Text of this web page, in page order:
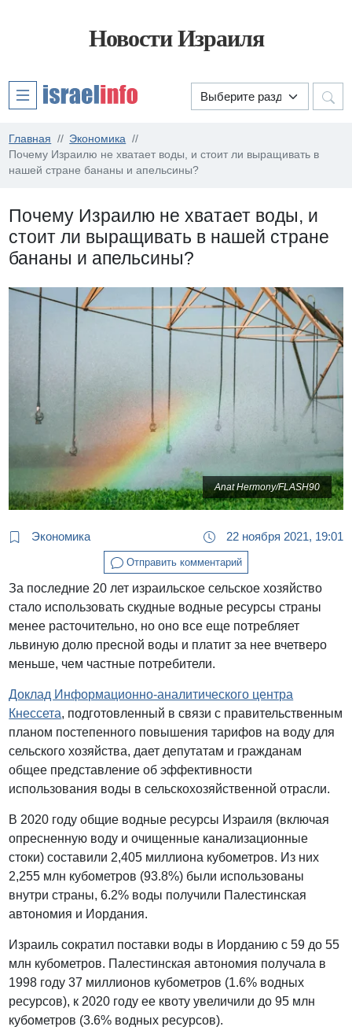
Новости Израиля
Главная
Экономика
Почему Израилю не хватает воды, и стоит ли выращивать в
нашей стране бананы и апельсины?
Почему Израилю не хватает воды, и
стоит ли выращивать в нашей стране
бананы и апельсины?
Anat Hermony/FLASH90
Экономика 22 ноября 2021, 19:01
Отправить комментарий
За последние 20 лет израильское сельское хозяйство
стало использовать скудные водные ресурсы страны
менее расточительно, но оно все еще потребляет
львиную долю пресной воды и платит за нее вчетверо
меньше, чем частные потребители.
Доклад Информационно-аналитического центра
Кнессета, подготовленный в связи с правительственным
планом постепенного повышения тарифов на воду для
сельского хозяйства, дает депутатам и гражданам
общее представление об эффективности
использования воды в сельскохозяйственной отрасли.
В 2020 году общие водные ресурсы Израиля (включая
опресненную воду и очищенные канализационные
стоки) составили 2,405 миллиона кубометров. Из них
2,255 млн кубометров (93.8%) были использованы
внутри страны, 6.2% воды получили Палестинская
автономия и Иордания.
Израиль сократил поставки воды в Иорданию с 59 до 55
млн кубометров. Палестинская автономия получала в
1998 году 37 миллионов кубометров (1.6% водных
ресурсов), к 2020 году ее квоту увеличили до 95 млн
кубометров (3.6% водных ресурсов).